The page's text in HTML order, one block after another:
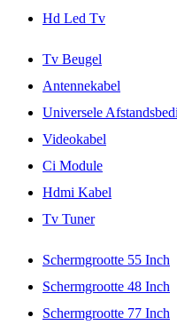
Hd Led Tv
Tv Beugel
Antennekabel
Universele
Videokabel
Ci Module
Hdmi Kabel
Tv Tuner
Schermgrootte 55 Inch
Schermgrootte 48 Inch
Schermgrootte 77 Inch